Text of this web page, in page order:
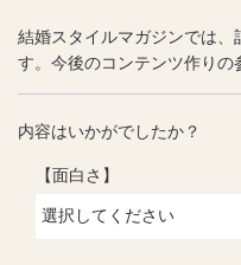
結婚スタイルマガジンでは
す。今後のコンテンツ作りの
内容はいかがでしたか？
【面白さ】